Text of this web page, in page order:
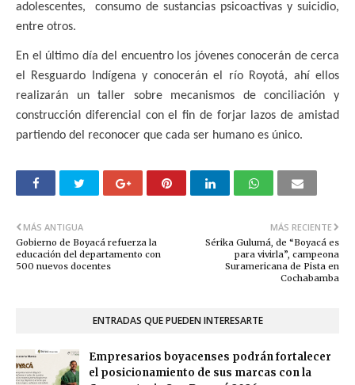
adolescentes, consumo de sustancias psicoactivas y suicidio,
entre otros.
En el último día del encuentro los jóvenes conocerán de cerca
el Resguardo Indígena y conocerán el río Royotá, ahí ellos
realizarán un taller sobre mecanismos de conciliación y
construcción diferencial con el fin de forjar lazos de amistad
partiendo del reconocer que cada ser humano es único.
MÁS RECIENTE
Sérika Gulumá, de “Boyacá es
para vivirla”, campeona
Suramericana de Pista en
Cochabamba
MÁS ANTIGUA
Gobierno de Boyacá refuerza la
educación del departamento con
500 nuevos docentes
ENTRADAS QUE PUEDEN INTERESARTE
Empresarios boyacenses podrán fortalecer
el posicionamiento de sus marcas con la